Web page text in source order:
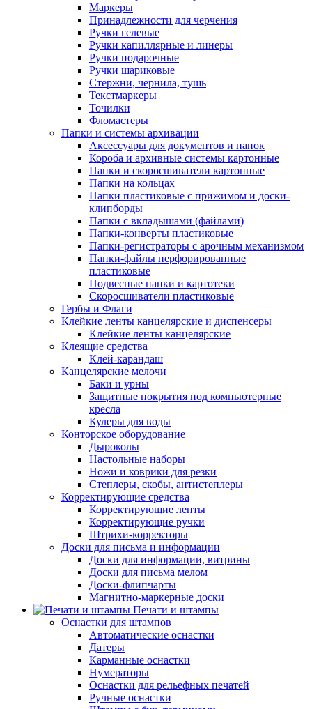
Маркеры
Принадлежности для черчения
Ручки гелевые
Ручки капиллярные и линеры
Ручки подарочные
Ручки шариковые
Стержни, чернила, тушь
Текстмаркеры
Точилки
Фломастеры
Папки и системы архивации
Аксессуары для документов и папок
Короба и архивные системы картонные
Папки и скоросшиватели картонные
Папки на кольцах
Папки пластиковые с прижимом и доски-
клипборды
Папки с вкладышами (файлами)
Папки-конверты пластиковые
Папки-регистраторы с арочным механизмом
Папки-файлы перфорированные
пластиковые
Подвесные папки и картотеки
Скоросшиватели пластиковые
Гербы и Флаги
Клейкие ленты канцелярские и диспенсеры
Клейкие ленты канцелярские
Клеящие средства
Клей-карандаш
Канцелярские мелочи
Баки и урны
Защитные покрытия под компьютерные
кресла
Кулеры для воды
Конторское оборудование
Дыроколы
Настольные наборы
Ножи и коврики для резки
Степлеры, скобы, антистеплеры
Корректирующие средства
Корректирующие ленты
Корректирующие ручки
Штрихи-корректоры
Доски для письма и информации
Доски для информации, витрины
Доски для письма мелом
Доски-флипчарты
Магнитно-маркерные доски
Печати и штампы
Оснастки для штампов
Автоматические оснастки
Датеры
Карманные оснастки
Нумераторы
Оснастки для рельефных печатей
Ручные оснастки